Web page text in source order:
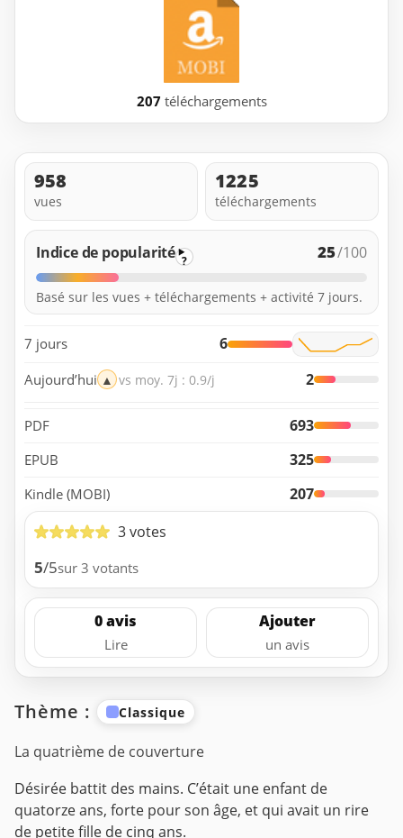
207 téléchargements
958
vues
1225
téléchargements
Indice de popularité ? 25/100
Basé sur les vues + téléchargements + activité 7 jours.
7 jours 6
Aujourd’hui ▲ vs moy. 7j : 0.9/j 2
PDF 693
EPUB 325
Kindle (MOBI)
207
3 votes
5/5sur 3 votants
0 avis
Lire
Ajouter
un avis
Thème : Classique
La quatrième de couverture
Désirée battit des mains. C’était une enfant de
quatorze ans, forte pour son âge, et qui avait un rire
de petite fille de cinq ans.